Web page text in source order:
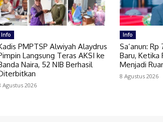
Info
PMPTSP Alwiyah Alaydrus
Langsung Teras AKSI ke
Naira, 52 NIB Berhasil
Agustus 2026
Info
Sa’anun:
Baru, Ketika
Menjadi
8 Agustus 2026